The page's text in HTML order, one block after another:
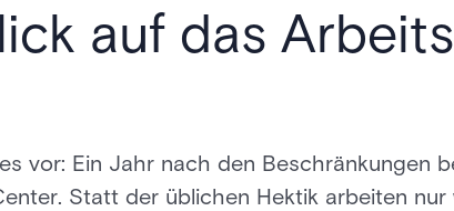
auf das
vor: Ein Jahr nach den Beschränkungen
Statt der üblichen Hektik arbeiten nur